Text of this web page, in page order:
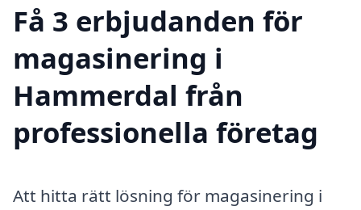
Få 3 erbjudanden för
magasinering i
Hammerdal från
professionella företag
Att hitta rätt lösning för magasinering i